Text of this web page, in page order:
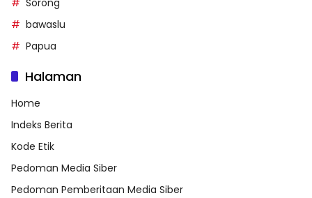
bawaslu
Papua
Halaman
Home
Indeks Berita
Kode Etik
Pedoman Media Siber
Pedoman Pemberitaan Media Siber